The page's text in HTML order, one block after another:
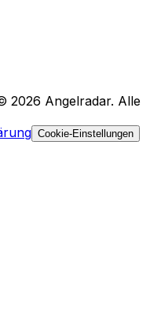
2026 Angelradar. Alle
Cookie-Einstellungen